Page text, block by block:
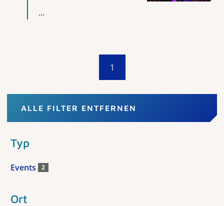
...
1
ALLE FILTER ENTFERNEN
Typ
Events 2
Ort